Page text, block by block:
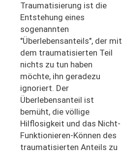
Traumatisierung ist die
Entstehung eines
sogenannten
"Überlebensanteils", der mit
dem traumatisierten Teil
nichts zu tun haben
möchte, ihn geradezu
ignoriert. Der
Überlebensanteil ist
bemüht, die völlige
Hilflosigkeit und das Nicht-
Funktionieren-Können des
traumatisierten Anteils zu